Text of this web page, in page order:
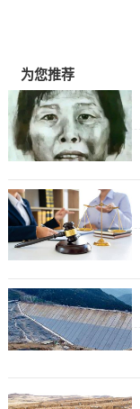
为您推荐